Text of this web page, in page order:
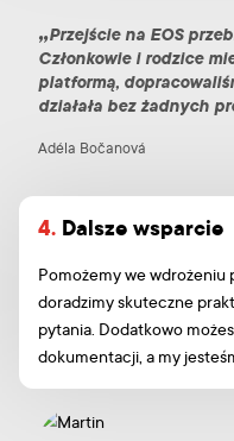
Przejście na EOS
Członkowie i rodzice
platformą,
działała bez żadnych
Adéla Bočanová
4. Dalsze wsparcie
Pomożemy we wdrożeniu
doradzimy skuteczne
pytania. Dodatkowo
dokumentacji, a my